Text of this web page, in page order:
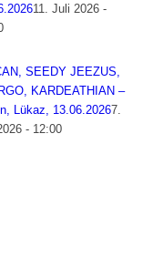
11. Juli 2026 -
SEEDY JEEZUS,
KARDEATHIAN –
Lükaz, 13.06.20267.
- 12:00